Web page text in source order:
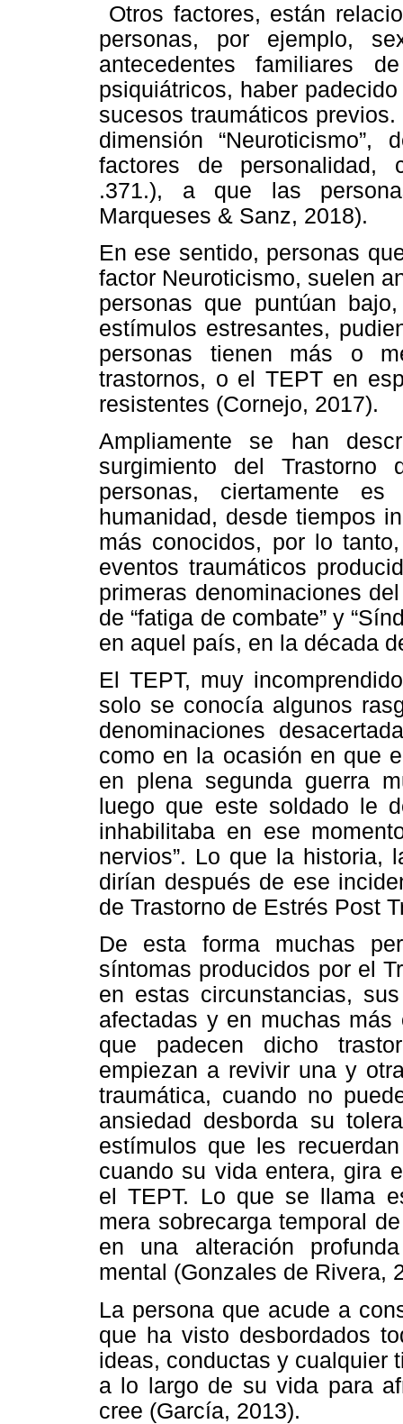
Otros factores, están
personas, por ejemplo,
antecedentes familiares
psiquiátricos, haber
sucesos traumáticos
dimensión
factores de personalidad,
.371.), a que las
Marqueses & Sanz, 2018).
En ese sentido, personas
factor Neuroticismo, suelen
personas que puntúan
estímulos estresantes,
personas tienen más o
trastornos, o el TEPT en
resistentes (Cornejo, 2017).
Ampliamente se han
surgimiento del
personas, ciertamente
humanidad, desde tiempos
más conocidos, por lo
eventos traumáticos
primeras denominaciones
de “fatiga de combate” y
en aquel país, en la década
El TEPT, muy
solo se conocía algunos
denominaciones
como en la ocasión en que
en plena segunda guerra
luego que este soldado le
inhabilitaba en ese
nervios”. Lo que la historia,
dirían después de ese
de Trastorno de Estrés Post
De esta forma muchas
síntomas producidos por el
en estas circunstancias,
afectadas y en muchas más
que padecen dicho
empiezan a revivir una y
traumática, cuando no
ansiedad desborda su
estímulos que les
cuando su vida entera, gira
el TEPT. Lo que se llama
mera sobrecarga temporal
en una alteración
mental (Gonzales de Rivera,
La persona que acude a
que ha visto desbordados
ideas, conductas y cualquier
a lo largo de su vida para
cree (García, 2013).